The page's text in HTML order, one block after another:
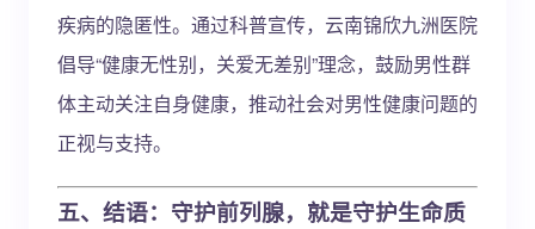
疾病的隐匿性。通过科普宣传，云南锦欣九洲医院
倡导“健康无性别，关爱无差别”理念，鼓励男性群
体主动关注自身健康，推动社会对男性健康问题的
正视与支持。
五、结语：守护前列腺，就是守护生命质